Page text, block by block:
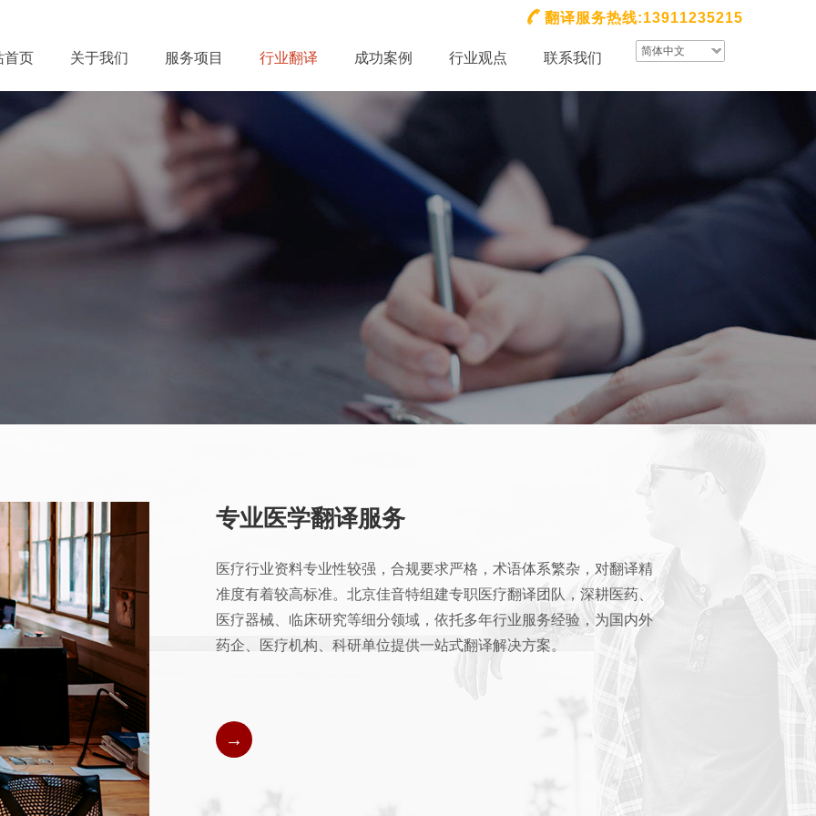
翻译服务热线:13911235215
首页 关于我们 服务项目 行业翻译 成功案例 行业观点 联系我们 简体中文
笔译、高级口译、特色翻译、设备租赁
携手佳音特合作共赢
→
专业医学翻译服务
医疗行业资料专业性较强，合规要求严格，术语体系繁杂，对翻译精
准度有着较高标准。北京佳音特组建专职医疗翻译团队，深耕医药、
医疗器械、临床研究等细分领域，依托多年行业服务经验，为国内外
药企、医疗机构、科研单位提供一站式翻译解决方案。